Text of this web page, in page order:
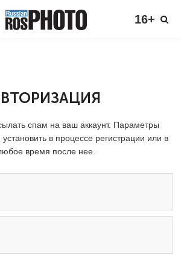
16+
спам на ваш аккаунт. Параметры
в процессе регистрации или в
время после нее.